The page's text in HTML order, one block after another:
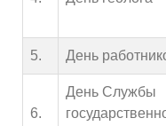
5. День
6.
День Службы